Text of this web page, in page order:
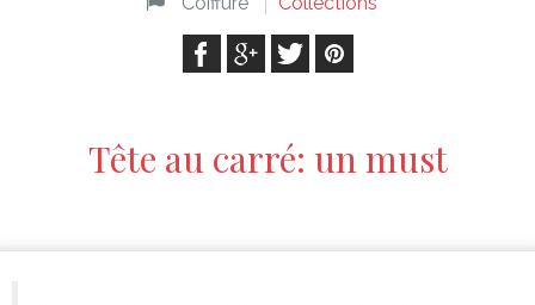
Tête au carré: un must